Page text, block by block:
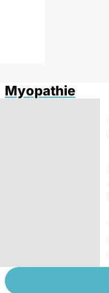
Myopathie